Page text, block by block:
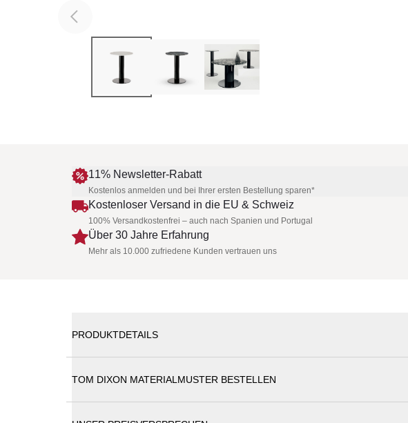
11% Newsletter-Rabatt
Kostenlos anmelden und bei Ihrer ersten Bestellung sparen*
Kostenloser Versand in die EU & Schweiz
100% Versandkostenfrei – auch nach Spanien und Portugal
Über 30 Jahre Erfahrung
Mehr als 10.000 zufriedene Kunden vertrauen uns
PRODUKTDETAILS
TOM DIXON MATERIALMUSTER BESTELLEN